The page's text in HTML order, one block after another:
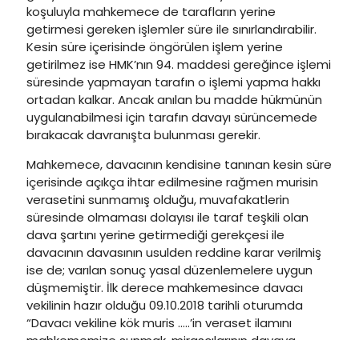
koşuluyla mahkemece de tarafların yerine
getirmesi gereken işlemler süre ile sınırlandırabilir.
Kesin süre içerisinde öngörülen işlem yerine
getirilmez ise HMK’nın 94. maddesi gereğince işlemi
süresinde yapmayan tarafın o işlemi yapma hakkı
ortadan kalkar. Ancak anılan bu madde hükmünün
uygulanabilmesi için tarafın davayı sürüncemede
bırakacak davranışta bulunması gerekir.
Mahkemece, davacının kendisine tanınan kesin süre
içerisinde açıkça ihtar edilmesine rağmen murisin
verasetini sunmamış olduğu, muvafakatlerin
süresinde olmaması dolayısı ile taraf teşkili olan
dava şartını yerine getirmediği gerekçesi ile
davacının davasının usulden reddine karar verilmiş
ise de; varılan sonuç yasal düzenlemelere uygun
düşmemiştir. İlk derece mahkemesince davacı
vekilinin hazır olduğu 09.10.2018 tarihli oturumda
“Davacı vekiline kök muris …..’in veraset ilamını